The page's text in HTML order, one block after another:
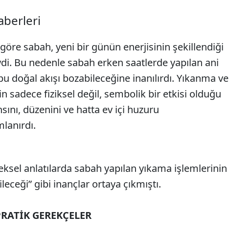
göre sabah, yeni bir günün enerjisinin şekillendiği
Bu nedenle sabah erken saatlerde yapılan ani
doğal akışı bozabileceğine inanılırdı. Yıkanma ve
sadece fiziksel değil, sembolik bir etkisi olduğu
düzenini ve hatta ev içi huzuru
anlatılarda sabah yapılan yıkama işlemlerinin
gibi inançlar ortaya çıkmıştı.
GEREKÇELER